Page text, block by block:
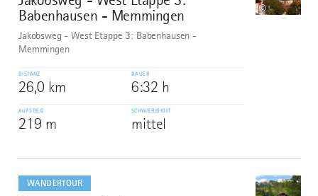
Babenhausen - Memmingen
©
Jakobsweg - West Etappe 3: Babenhausen -
Memmingen
DISTANZ
26,0 km
DAUER
6:32 h
AUFSTIEG
219 m
SCHWIERIGKEIT
mittel
WANDERTOUR
dazu